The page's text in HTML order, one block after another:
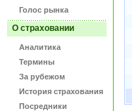
Голос рынка
О страховании
Аналитика
Термины
За рубежом
История страхования
Посредники